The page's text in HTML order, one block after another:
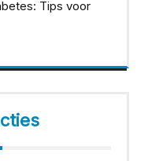
Tips voor